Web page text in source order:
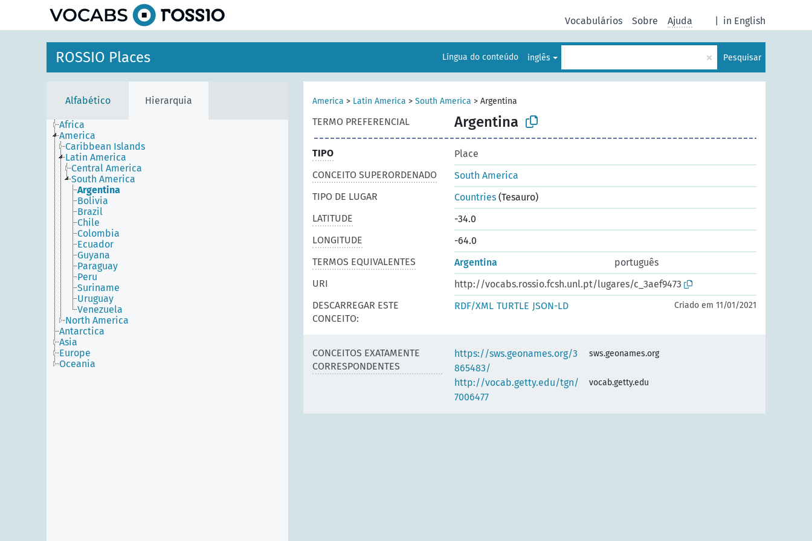
in English
Vocabulários Sobre Ajuda
ROSSIO Places Língua do conteúdo inglês × Pesquisar
Alfabético Hierarquia
Africa
America
Caribbean Islands
Latin America
Central America
South America
Argentina
Bolivia
Brazil
Chile
Colombia
Ecuador
Guyana
Paraguay
Peru
Suriname
Uruguay
Venezuela
North America
Antarctica
Asia
Europe
Oceania
America > Latin America > South America > Argentina
TERMO PREFERENCIAL Argentina
TIPO
Place
CONCEITO SUPERORDENADO
South America
TIPO DE LUGAR
Countries (Tesauro)
LATITUDE
-34.0
LONGITUDE
-64.0
TERMOS EQUIVALENTES
Argentina
português
URI
http://vocabs.rossio.fcsh.unl.pt/lugares/c_3aef9473
DESCARREGAR ESTE
CONCEITO:
RDF/XML TURTLE JSON-LD Criado em 11/01/2021
CONCEITOS EXATAMENTE
CORRESPONDENTES
https://sws.geonames.org/3
865483/
sws.geonames.org
http://vocab.getty.edu/tgn/
7006477
vocab.getty.edu